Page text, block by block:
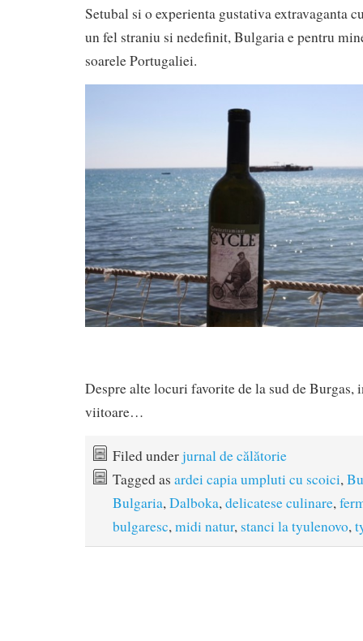
Setubal si o experienta gustativa extravaganta
un fel straniu si nedefinit, Bulgaria e pentru
soarele Portugaliei.
Despre alte locuri favorite de la sud de Burgas,
viitoare…
Filed underjurnal de călătorie
Tagged as ardei capia umpluti cu scoici,
Bulgaria,Dalboka,delicatese culinare,
bulgaresc,midi natur, stanci la tyulenovo,